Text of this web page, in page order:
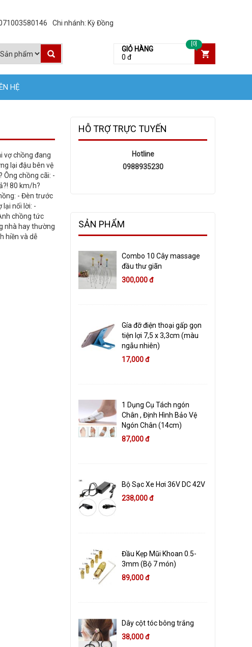
Chi nhánh: Kỳ Đồng
GIỎ HÀNG
0 đ
[0]
HỆ
vợ chồng đang
lại đậu bên vệ
Ông chồng cãi: -
80 km/h?
- Đèn trước
lại nối lời: -
chồng tức
nhà hay thường
hiền và dễ
HỖ TRỢ TRỰC TUYẾN
Hotline
0988935230
SẢN PHẨM
Combo 10 Cây massage
đầu thư giãn
300,000 đ
Gía đỡ điện thoại gấp gọn
tiện lợi 7,5 x 3,3cm (màu
ngẫu nhiên)
17,000 đ
1 Dụng Cụ Tách ngón
Chân , Định Hình Bảo Vệ
Ngón Chân (14cm)
87,000 đ
Bộ Sạc Xe Hơi 36V DC 42V
238,000 đ
Đầu Kẹp Mũi Khoan 0.5-
3mm (Bộ 7 món)
89,000 đ
Dây cột tóc bông trắng
38,000 đ